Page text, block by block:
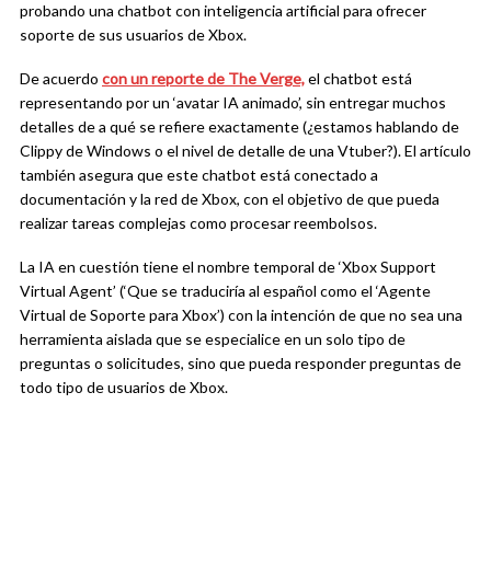
probando una chatbot con inteligencia artificial para ofrecer
soporte de sus usuarios de Xbox.
De acuerdo con un reporte de The Verge,el chatbot está
representando por un ‘avatar IA animado’, sin entregar muchos
detalles de a qué se refiere exactamente (¿estamos hablando de
Clippy de Windows o el nivel de detalle de una Vtuber?). El artículo
también asegura que este chatbot está conectado a
documentación y la red de Xbox, con el objetivo de que pueda
realizar tareas complejas como procesar reembolsos.
La IA en cuestión tiene el nombre temporal de ‘Xbox Support
Virtual Agent’ (‘Que se traduciría al español como el ‘Agente
Virtual de Soporte para Xbox’) con la intención de que no sea una
herramienta aislada que se especialice en un solo tipo de
preguntas o solicitudes, sino que pueda responder preguntas de
todo tipo de usuarios de Xbox.